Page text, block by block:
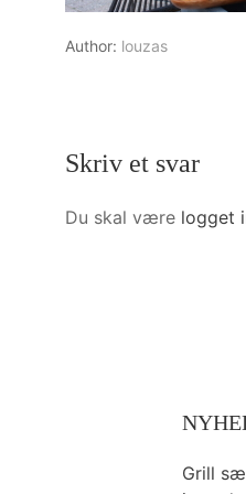
Author: louzas
Skriv et svar
Du skal være logget
Grill